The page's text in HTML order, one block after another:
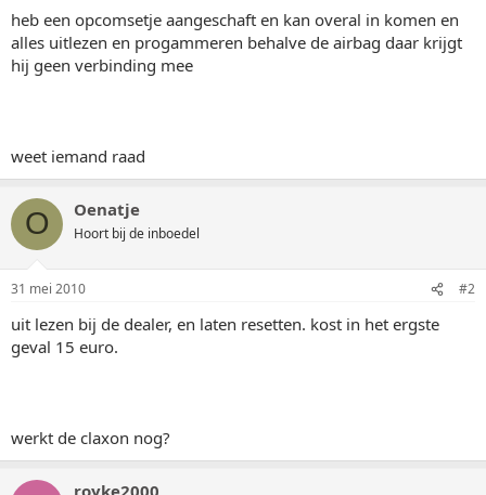
r
heb een opcomsetje aangeschaft en kan overal in komen en
alles uitlezen en progammeren behalve de airbag daar krijgt
hij geen verbinding mee
weet iemand raad
O Oenatje
Hoort bij de inboedel
31 mei 2010 #2
uit lezen bij de dealer, en laten resetten. kost in het ergste
geval 15 euro.
werkt de claxon nog?
royke2000